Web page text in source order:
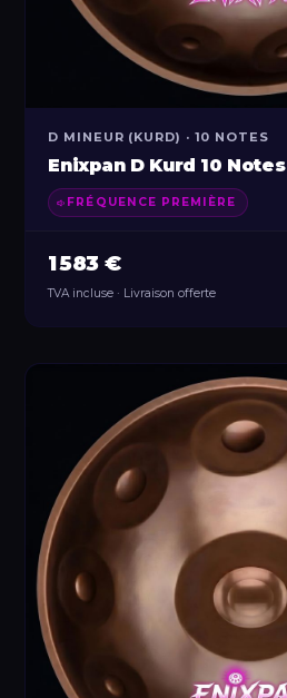
D MINEUR (KURD) · 10 NOTES
Enixpan D Kurd 10 Notes
FRÉQUENCE PREMIÈRE
1 583 €
TVA incluse · Livraison offerte